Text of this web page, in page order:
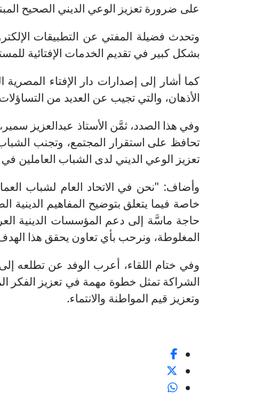
على ضرورة تعزيز الوعي الديني الصحيح
وتحدث فضيلة المفتي عن التطبيقات
بشكل كبير في تقديم الخدمات الإفتائية
كما أشار إلى إصدارات دار الإفتاء
الأذهان، والتي تجيب عن العديد من
وفي هذا الصدد، ثمَّن الأستاذ عبدالعزيز
تحافظ على استقرار المجتمع، وتجنب
تعزيز الوعي الديني لدى الشباب العاملين
وأضاف: "نحن في الاتحاد العام لشباب
خاصة فيما يتعلق بتوضيح المفاهيم الدينية
حاجة ماسَّة إلى دعم المؤسسات الدينية
المغلوطة، ونرحب بأي تعاون يحقق هذا
وفي ختام اللقاء، أعرب الوفد عن تطلعه
الشراكة تمثل خطوة مهمة في تعزيز الفكر
وتعزيز قيم المواطنة والانتماء.